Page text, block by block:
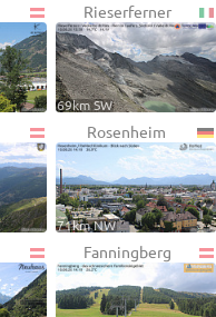
Rieserferner
69km SW
Rosenheim
71km NW
Fanningberg